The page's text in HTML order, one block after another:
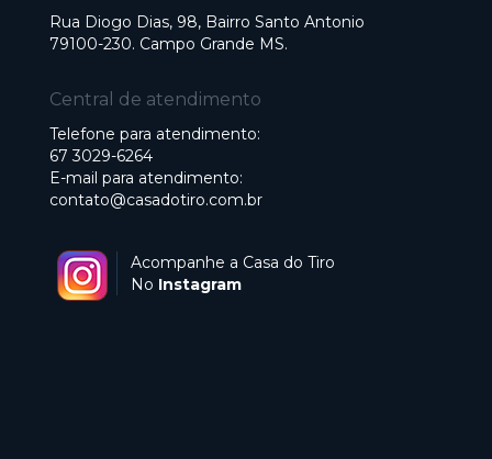
Rua Diogo Dias, 98, Bairro Santo Antonio
79100-230. Campo Grande MS.
Central de atendimento
Telefone para atendimento:
67 3029-6264
E-mail para atendimento:
contato@casadotiro.com.br
Acompanhe a Casa do Tiro
No Instagram